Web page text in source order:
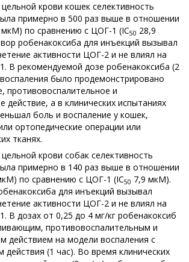
крови кошек селективность
примерно в 500 раз выше в отношении
мкМ) по сравнению с ЦОГ-1 (IC50 28,9
робенакоксиба для инъекций вызывал
активности ЦОГ-2 и не влиял на
В рекомендуемой дозе робенакоксиба (2
было продемонстрировано
противовоспалительное и
а в клинических испытаниях
боль и воспаление у кошек,
ортопедические операции или
тканях.
крови собак селективность
примерно в 140 раз выше в отношении
по сравнению с ЦОГ-1 (IC50 7,9 мкМ).
для инъекций вызывал
активности ЦОГ-2 и не влиял на
В дозах от 0,25 до 4 мг/кг робенакоксиб
противовоспалительным и
на модели воспаления с
(1 час). Во время клинических